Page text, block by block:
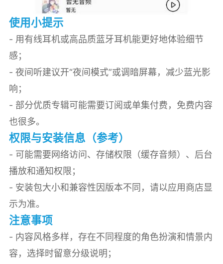
使用小提示
- 用有线耳机或高品质蓝牙耳机能更好地体验细节
感；
- 夜间听建议开“夜间模式”或调暗屏幕，减少蓝光影
响；
- 部分优质专辑可能需要订阅或单集付费，免费内容
也很多。
权限与安装信息（参考）
- 可能需要网络访问、存储权限（缓存音频）、后台
播放和通知权限；
- 安装包大小和兼容性因版本不同，请以应用商店显
示为准。
注意事项
- 内容风格多样，存在不同程度的角色扮演和情景内
容，选择时留意分级说明；